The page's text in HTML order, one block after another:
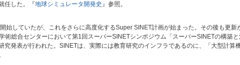
任した。『地球シミュレータ開発史 』参照。
していたが、これをさらに高度化するSuper SINET計画が始まった。その後も更新
総合センターにおいて第1回スーパーSINETシンポジウム「スーパーSINETの構築と
発表が行われた。SINETは、実際には教育研究のインフラであるのに、「大型計算